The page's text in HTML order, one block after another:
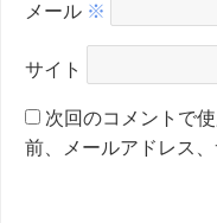
メール ※
サイト
次回のコメントで
前、メールアドレス、